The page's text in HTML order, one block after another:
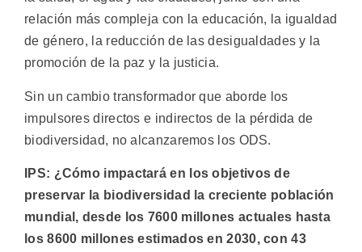
relación más compleja con la educación, la igualdad
de género, la reducción de las desigualdades y la
promoción de la paz y la justicia.
Sin un cambio transformador que aborde los
impulsores directos e indirectos de la pérdida de
biodiversidad, no alcanzaremos los ODS.
IPS: ¿Cómo impactará en los objetivos de
preservar la biodiversidad la creciente población
mundial, desde los 7600 millones actuales hasta
los 8600 millones estimados en 2030, con 43